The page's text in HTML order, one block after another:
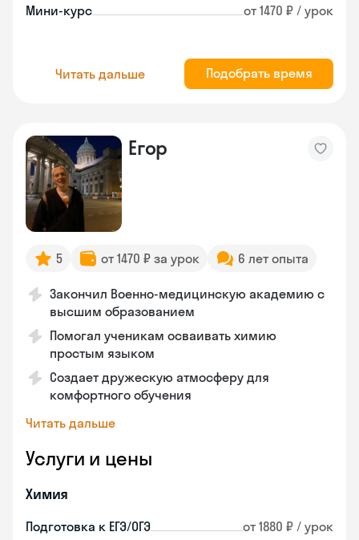
Мини-курс от 1470 ₽ / урок
Читать дальше Подобрать время
Егор
5 от 1470 ₽ за урок 6 лет опыта
Закончил Военно-медицинскую академию с
высшим образованием
Помогал ученикам осваивать химию
простым языком
Создает дружескую атмосферу для
комфортного обучения
Читать дальше
Услуги и цены
Химия
Подготовка к ЕГЭ/ОГЭ от 1880 ₽ / урок